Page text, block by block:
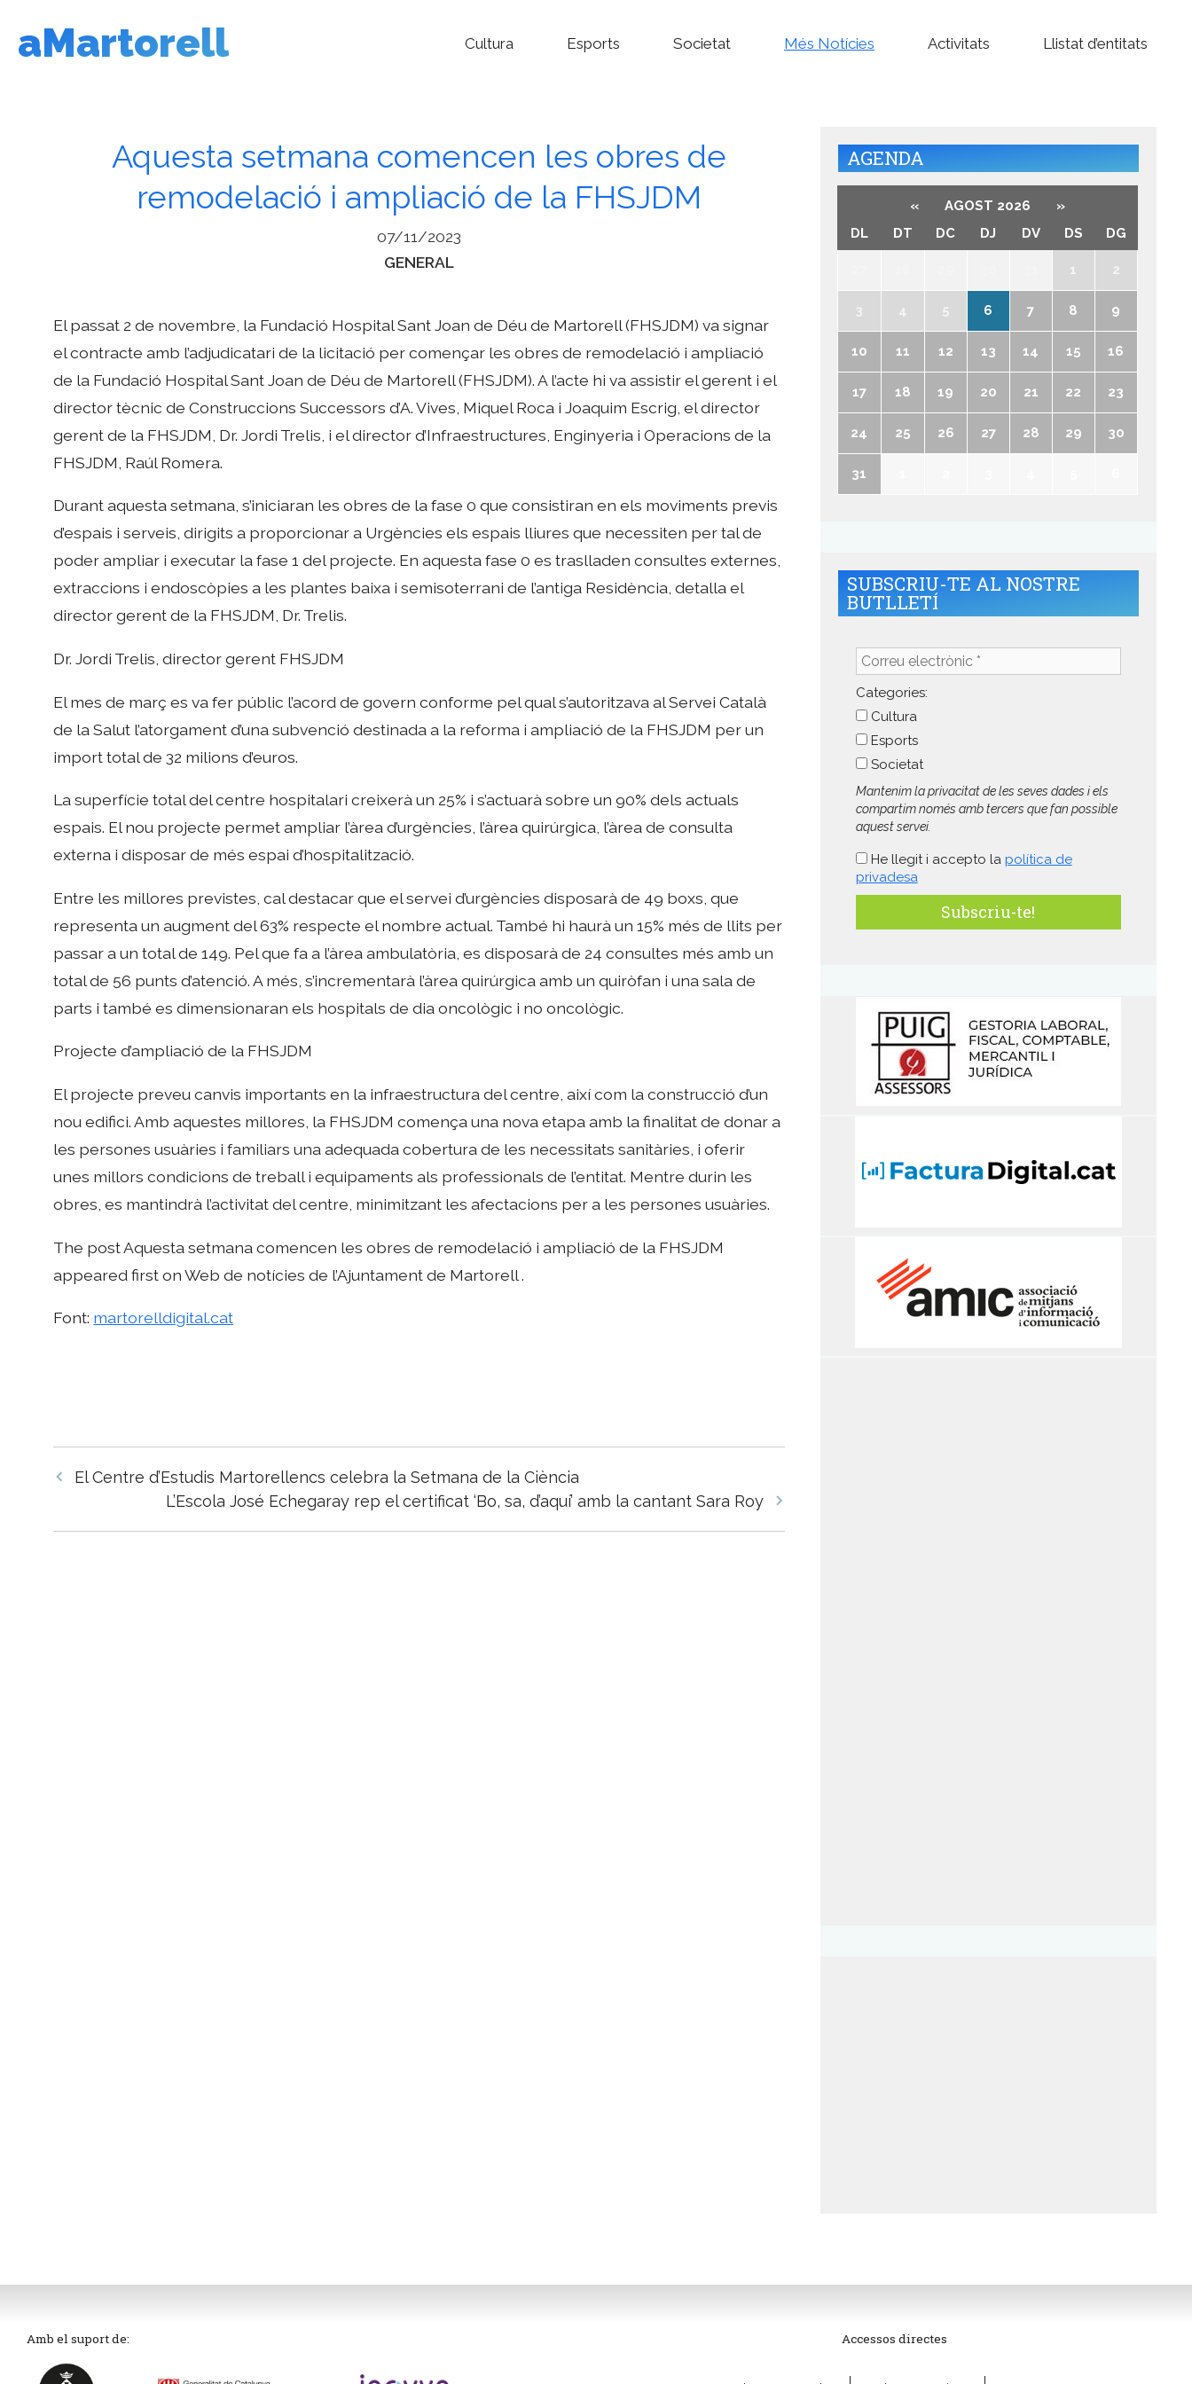
contingut
aMartorell Cultura Esports Societat Més Notícies Activitats Llistat d’entitats
Aquesta setmana comencen les obres de
remodelació i ampliació de la FHSJDM
07/11/2023
Categories
GENERAL
El passat 2 de novembre, la Fundació Hospital Sant Joan de Déu de Martorell (FHSJDM) va signar
el contracte amb l’adjudicatari de la licitació per començar les obres de remodelació i ampliació
de la Fundació Hospital Sant Joan de Déu de Martorell (FHSJDM). A l’acte hi va assistir el gerent i el
director tècnic de Construccions Successors d’A. Vives, Miquel Roca i Joaquim Escrig, el director
gerent de la FHSJDM, Dr. Jordi Trelis, i el director d’Infraestructures, Enginyeria i Operacions de la
FHSJDM, Raúl Romera.
Durant aquesta setmana, s’iniciaran les obres de la fase 0 que consistiran en els moviments previs
d’espais i serveis, dirigits a proporcionar a Urgències els espais lliures que necessiten per tal de
poder ampliar i executar la fase 1 del projecte. En aquesta fase 0 es traslladen consultes externes,
extraccions i endoscòpies a les plantes baixa i semisoterrani de l’antiga Residència, detalla el
director gerent de la FHSJDM, Dr. Trelis.
Dr. Jordi Trelis, director gerent FHSJDM
El mes de març es va fer públic l’acord de govern conforme pel qual s’autoritzava al Servei Català
de la Salut l’atorgament d’una subvenció destinada a la reforma i ampliació de la FHSJDM per un
import total de 32 milions d’euros.
La superfície total del centre hospitalari creixerà un 25% i s’actuarà sobre un 90% dels actuals
espais. El nou projecte permet ampliar l’àrea d’urgències, l’àrea quirúrgica, l’àrea de consulta
externa i disposar de més espai d’hospitalització.
Entre les millores previstes, cal destacar que el servei d’urgències disposarà de 49 boxs, que
representa un augment del 63% respecte el nombre actual. També hi haurà un 15% més de llits per
passar a un total de 149. Pel que fa a l’àrea ambulatòria, es disposarà de 24 consultes més amb un
total de 56 punts d’atenció. A més, s’incrementarà l’àrea quirúrgica amb un quiròfan i una sala de
parts i també es dimensionaran els hospitals de dia oncològic i no oncològic.
Projecte d’ampliació de la FHSJDM
El projecte preveu canvis importants en la infraestructura del centre, així com la construcció d’un
nou edifici. Amb aquestes millores, la FHSJDM comença una nova etapa amb la finalitat de donar a
les persones usuàries i familiars una adequada cobertura de les necessitats sanitàries, i oferir
unes millors condicions de treball i equipaments als professionals de l’entitat. Mentre durin les
obres, es mantindrà l’activitat del centre, minimitzant les afectacions per a les persones usuàries.
The post Aquesta setmana comencen les obres de remodelació i ampliació de la FHSJDM
appeared first on Web de notícies de l’Ajuntament de Martorell .
Font: martorelldigital.cat
Navegació
El Centre d’Estudis Martorellencs celebra la Setmana de la Ciència
L’Escola José Echegaray rep el certificat ‘Bo, sa, d’aquí’ amb la cantant Sara Roy
AGENDA
« AGOST 2026
»
DL
DT DC DJ DV DS DG
1 2
3 4 5 6 7 8 9
10 11 12 13 14 15 16
17 18 19 20 21 22 23
24 25 26 27 28 29 30
31
SUBSCRIU-TE AL NOSTRE
BUTLLETÍ
Correu
electrònic
*Categories:
Cultura
Esports
Societat
Mantenim la privacitat de les seves dades i els
compartim només amb tercers que fan possible
aquest servei.
He llegit i accepto la política de
privadesa
Amb el suport de: Accessos directes